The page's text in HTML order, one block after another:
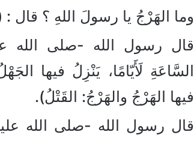
وما الهَرْجُ يا رسولَ اللهِ ؟ قال :
قال رسول الله -صلى الله
السَّاعَةِ لَأَيّامًا، يَنْزِلُ فيها
فيها الهَرْجُ والهَرْجُ: القَتْلُ).
قال رسول الله -صلى الله